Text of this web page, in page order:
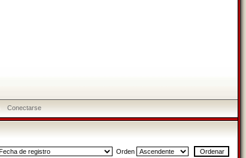
Conectarse
Orden